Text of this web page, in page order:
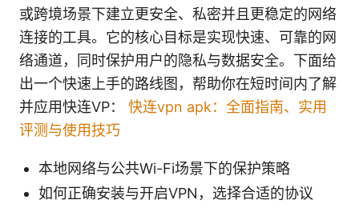
或跨境场景下建立更安全、私密并且更稳定的网络
连接的工具。它的核心目标是实现快速、可靠的网
络通道，同时保护用户的隐私与数据安全。下面给
出一个快速上手的路线图，帮助你在短时间内了解
并应用快连VP： 快连vpn apk：全面指南、实用
评测与使用技巧
本地网络与公共Wi-Fi场景下的保护策略
如何正确安装与开启VPN，选择合适的协议